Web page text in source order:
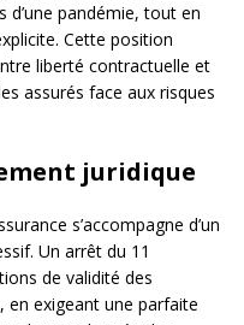
d’une pandémie, tout en
Cette position
liberté contractuelle et
assurés face aux risques
juridique
s’accompagne d’un
Un arrêt du 11
de validité des
en exigeant une parfaite